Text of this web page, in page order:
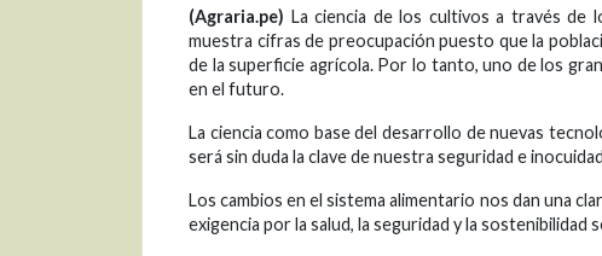
(Agraria.pe) La ciencia de los cultivos a través de
muestra cifras de preocupación puesto que la
de la superficie agrícola. Por lo tanto, uno de los
en el futuro.
La ciencia como base del desarrollo de nuevas
será sin duda la clave de nuestra seguridad e
Los cambios en el sistema alimentario nos dan una
exigencia por la salud, la seguridad y la